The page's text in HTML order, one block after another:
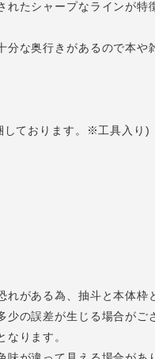
れたシャープなラインが
分な奥行きがあるので本
しております。※工具入り)
れがある為、抽斗と本体枠
少の誤差が生じる場合がご
なります。